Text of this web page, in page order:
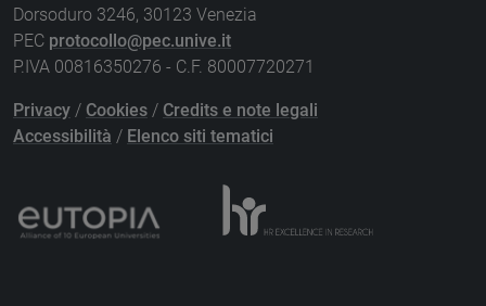
Dorsoduro 3246, 30123 Venezia
PEC protocollo@pec.unive.it
P.IVA 00816350276 - C.F. 80007720271
Privacy / Cookies / Credits e note legali
Accessibilità / Elenco siti tematici